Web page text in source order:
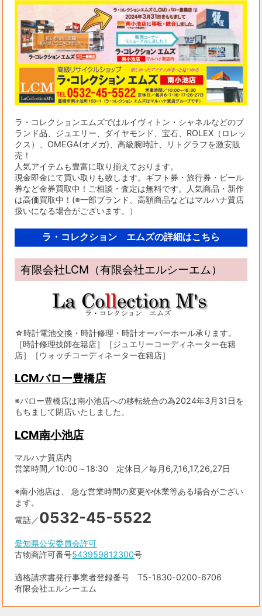
ラ・コレクションエムズではルイヴィトン・シャネルなどのブ
ランド品、ジュエリー、ダイヤモンド、宝石、ROLEX（ロレッ
クス）、OMEGA(オメガ)、高級腕時計、リトグラフを激安販
売！
人気アイテムも豊富に取り揃えております。
現金即金にて買い取りも致します。ギフト券・旅行券・ビール
券など金券買取中！ご相談・査定は無料です。人気商品・新作
は高価買取中！(※一部ブランド、高額商品などはマルハナ質店
扱いになる場合がございます。）
ラ・コレクション エムズの詳細はこちら
有限会社LCM（有限会社エルシーエム）
☆時計電池交換・時計修理・時計オーバーホール承ります。
［時計修理技師在籍店］［ジュエリーコーディネーター在籍
店］［ウォッチコーディネーター在籍店］
LCMバロー豊橋店
※バロー豊橋店は南小池店への移転統合の為2024年3月31日を
もちまして閉店いたしました。
LCM南小池店
マルハナ質店内
営業時間／10:00～18:30 定休日／毎月6,7,16,17,26,27日
※南小池店は、 急な営業時間の変更や休業等ある場合がござい
ます。
電話／0532-45-5522
愛知県公安委員会許可
古物商許可番号543959812300号
適格請求書発行事業者登録番号 T5-1830-0200-6706
有限会社エルシーエム